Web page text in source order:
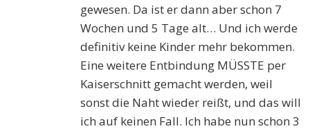
gewesen. Da ist er dann aber schon 7
Wochen und 5 Tage alt… Und ich werde
definitiv keine Kinder mehr bekommen.
Eine weitere Entbindung MÜSSTE per
Kaiserschnitt gemacht werden, weil
sonst die Naht wieder reißt, und das will
ich auf keinen Fall. Ich habe nun schon 3